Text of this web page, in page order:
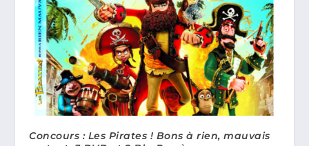
Concours : Les Pirates ! Bons à rien, mauvais